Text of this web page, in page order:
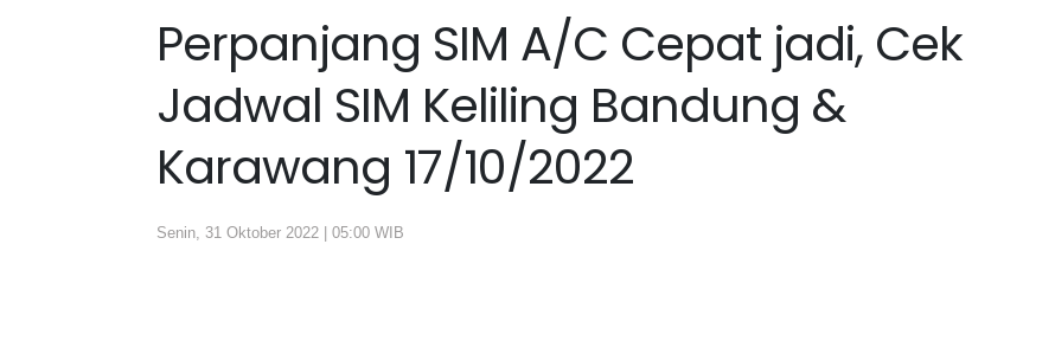
Perpanjang SIM A/C Cepat jadi, Cek
Jadwal SIM Keliling Bandung &
Karawang 17/10/2022
Senin, 31 Oktober 2022 | 05:00 WIB